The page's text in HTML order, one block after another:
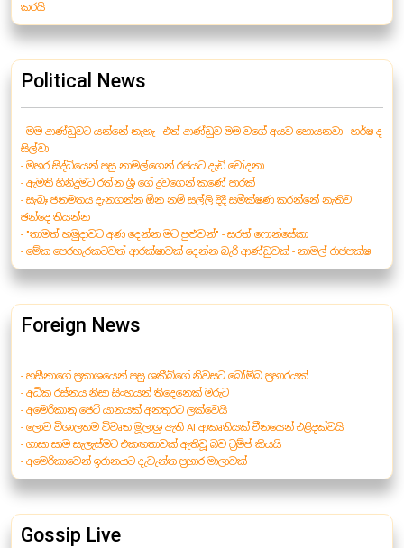
කරයි
Political News
- මම ආණ්ඩුවට යන්නේ නැහැ - එත් ආණ්ඩුව මම වගේ අයව හොයනවා - හර්ෂ ද
සිල්වා
- මහර සිද්ධියෙන් පසු නාමල්ගෙන් රජයට දැඩි චෝදනා
- ඇමති හිනිදුමට රත්න ශ්‍රී ගේ දුවගෙන් කණේ පාරක්
- සැබෑ ජනමතය දැනගන්න ඕන නම් සල්ලි දිදී සමීක්ෂණ කරන්නේ නැතිව
ඡන්දෙ තියන්න
- "තාමත් හමුදාවට අණ දෙන්න මට පුළුවන්" - සරත් ෆොන්සේකා
- මේක පෙරහැරකටවත් ආරක්ෂාවක් දෙන්න බැරි ආණ්ඩුවක් - නාමල් රාජපක්ෂ
Foreign News
- හසීනාගේ ප්‍රකාශයෙන් පසු ශකීබ්ගේ නිවසට බෝම්බ ප්‍රහාරයක්
- අධික රස්නය නිසා සිංහයන් තිදෙනෙක් මරුට
- අමෙරිකානු ජෙට් යානයක් අනතුරට ලක්වෙයි
- ලොව විශාලතම විවෘත මූලාශ්‍ර ඇති AI ආකෘතියක් චීනයෙන් එළිදක්වයි
- ගාසා සාම සැලැස්මට එකඟතාවක් ඇතිවූ බව ට්‍රම්ප් කියයි
- අමෙරිකාවෙන් ඉරානයට දැවැන්ත ප්‍රහාර මාලාවක්
Gossip Live